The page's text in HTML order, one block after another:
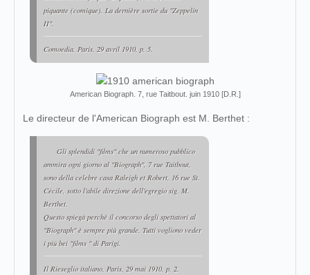
piquante (comique). La dernière sortie du "Zeppelin
II".
Comoedia, Paris, 29 avril 1910, p. 5.
American Biograph. 7, rue Taitbout. juin 1910 [D.R.]
Le directeur de l'American Biograph est M. Berthet :
Gli splendidi "films" che un numeroso pubblico
ammira ogni giorno al "Biograph", 7 rue Taitbout,
sono della celebre casa Raleigh et Robert, 16 rue St.
Cécile, sotto l'abile direzione dell'egregio sig. M.
Berthet.
Questo spiegá perchè il concorso degli spettatori al
"Biograph" è sempre più grande. Tutti vogliono veder
i piú bei "films " di Parigi.
Il Rieseglio italiano, Paris, 29 mai 1910, p. 2.